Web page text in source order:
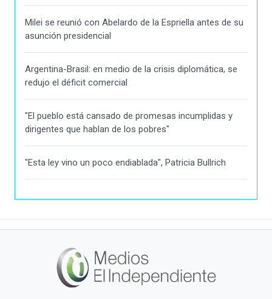
Milei se reunió con Abelardo de la Espriella antes de su
asunción presidencial
Argentina-Brasil: en medio de la crisis diplomática, se
redujo el déficit comercial
"El pueblo está cansado de promesas incumplidas y
dirigentes que hablan de los pobres"
"Esta ley vino un poco endiablada", Patricia Bullrich